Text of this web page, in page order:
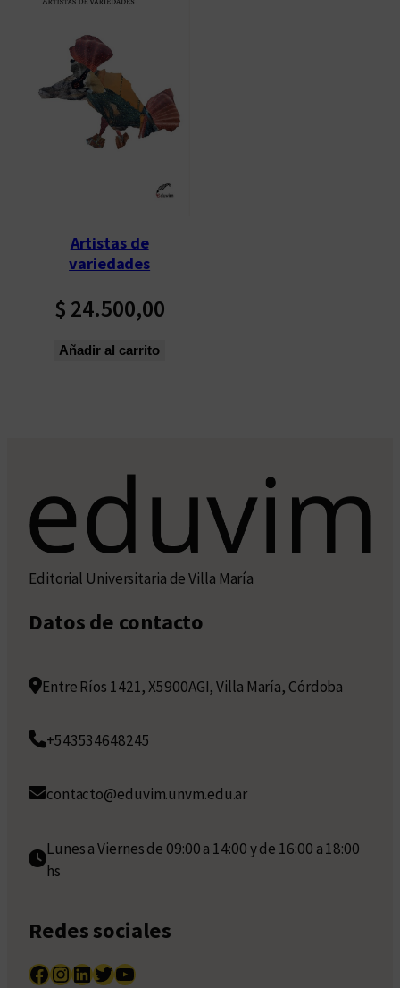
Artistas de
variedades
$ 24.500,00
Añadir al carrito
Editorial Universitaria de Villa María
Datos de contacto
Entre Ríos 1421, X5900AGI, Villa María, Córdoba
+543534648245
contacto@eduvim.unvm.edu.ar
Lunes a Viernes de 09:00 a 14:00 y de 16:00 a 18:00
hs
Redes sociales
Facebook InstagramLinkedIn Twitter YouTube